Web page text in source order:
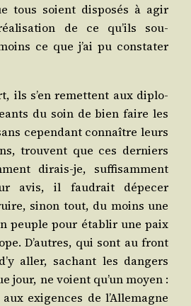
tous soient dis­po­sés à agir
de ce qu’ils sou­
ce que j’ai pu consta­ter
ils s’en remettent aux diplo­
du soin de bien faire les
cepen­dant connaître leurs
trouvent que ces der­niers
dirais-je, suf­fi­sam­ment
avis, il fau­drait dépe­cer
sinon tout, du moins une
peuple pour éta­blir une paix
D’autres, qui sont au front
aller, sachant les dan­gers
jour, ne voient qu’un moyen :
exi­gences de l’Allemagne